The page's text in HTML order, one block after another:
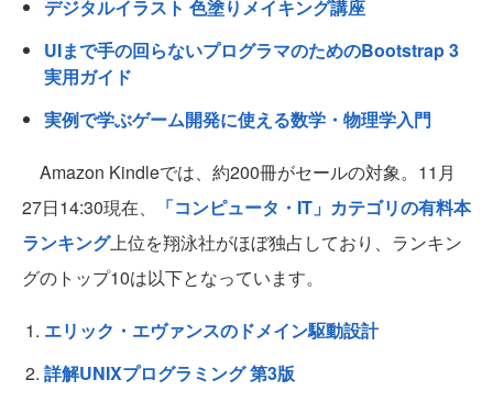
デジタルイラスト 色塗りメイキング講座
UIまで手の回らないプログラマのためのBootstrap 3
実用ガイド
実例で学ぶゲーム開発に使える数学・物理学入門
Amazon Kindleでは、約200冊がセールの対象。11月
27日14:30現在、
「コンピュータ・IT」カテゴリの有料本
ランキング上位を翔泳社がほぼ独占しており、ランキン
グのトップ10は以下となっています。
エリック・エヴァンスのドメイン駆動設計
詳解UNIXプログラミング 第3版